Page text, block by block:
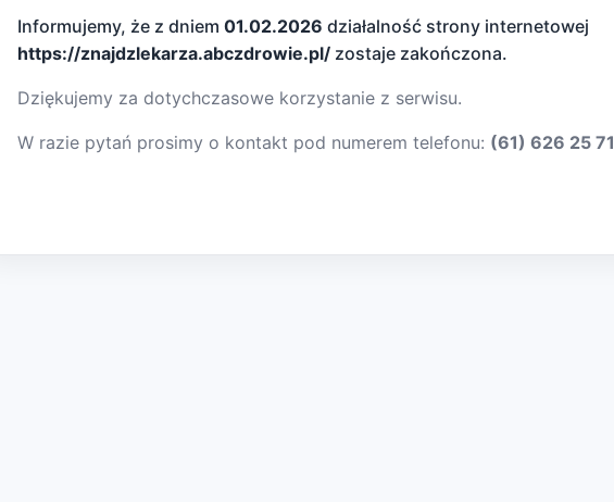
Informujemy, że z dniem 01.02.2026 działalność strony internetowej
https://znajdzlekarza.abczdrowie.pl/ zostaje zakończona.
Dziękujemy za dotychczasowe korzystanie z serwisu.
W razie pytań prosimy o kontakt pod numerem telefonu: (61) 626 25 71